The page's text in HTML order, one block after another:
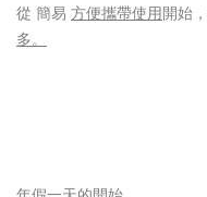
從 簡易 方便攜帶使用 開始，
多。